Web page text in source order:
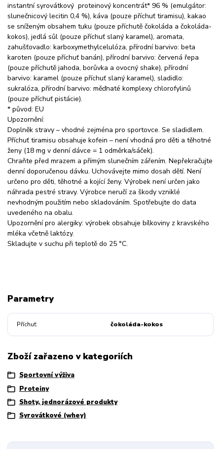
instantní syrovátkový proteinový koncentrát* 96 % (emulgátor:
slunečnicový lecitin 0,4 %), káva (pouze příchuť tiramisu), kakao
se sníženým obsahem tuku (pouze příchutě čokoláda a čokoláda-
kokos), jedlá sůl (pouze příchuť slaný karamel), aromata,
zahušťovadlo: karboxymethylcelulóza, přírodní barvivo: beta
karoten (pouze příchuť banán), přírodní barvivo: červená řepa
(pouze příchutě jahoda, borůvka a ovocný shake), přírodní
barvivo: karamel (pouze příchuť slaný karamel), sladidlo:
sukralóza, přírodní barvivo: měďnaté komplexy chlorofylinů
(pouze příchuť pistácie).
* původ: EU
Upozornění:
Doplněk stravy – vhodné zejména pro sportovce. Se sladidlem.
Příchuť tiramisu obsahuje kofein – není vhodná pro děti a těhotné
ženy (18 mg v denní dávce = 1 odměrka/sáček).
Chraňte před mrazem a přímým slunečním zářením. Nepřekračujte
denní doporučenou dávku. Uchovávejte mimo dosah dětí. Není
určeno pro děti, těhotné a kojící ženy. Výrobek není určen jako
náhrada pestré stravy. Výrobce neručí za škody vzniklé
nevhodným použitím nebo skladováním. Spotřebujte do data
uvedeného na obalu.
Upozornění pro alergiky: výrobek obsahuje bílkoviny z kravského
mléka včetně laktózy.
Skladujte v suchu při teplotě do 25 °C.
Parametry
Příchuť čokoláda-kokos
Zboží zařazeno v kategoriích
Sportovní výživa
Proteiny
Shoty, jednorázové produkty
Syrovátkové (whey)